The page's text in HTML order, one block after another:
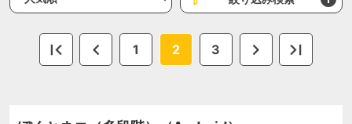
1 2 3